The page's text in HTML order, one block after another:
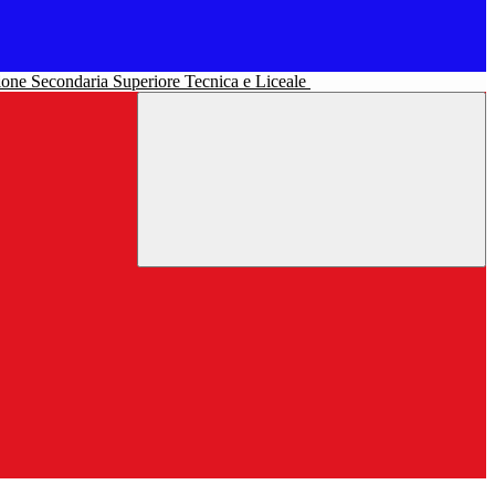
Secondaria Superiore Tecnica e Liceale